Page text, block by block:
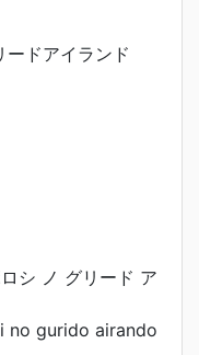
ドアイランド
シ ノ グリード ア
no gurido airando